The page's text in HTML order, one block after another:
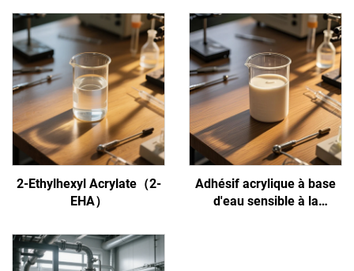
2-Ethylhexyl Acrylate（2-
EHA）
Adhésif acrylique à base
d'eau sensible à la